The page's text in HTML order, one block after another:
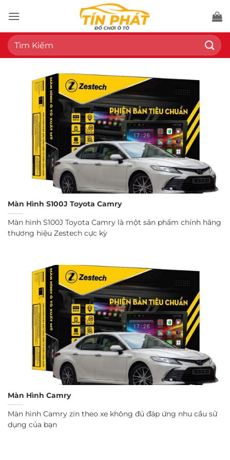
qua
nội
dung
Tìm
kiếm:
Màn Hình S100J Toyota Camry
Màn hình S100J Toyota Camry là một sản phẩm chính hãng
thương hiệu Zestech cực kỳ
Màn Hình Camry
Màn hình Camry zin theo xe không đủ đáp ứng nhu cầu sử
dụng của bạn